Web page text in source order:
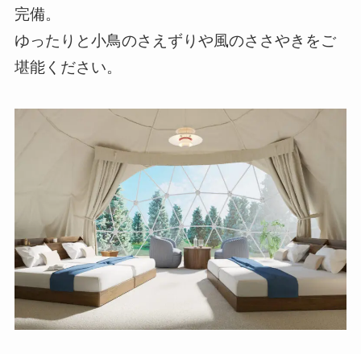
完備。
ゆったりと小鳥のさえずりや風のささやきをご
堪能ください。